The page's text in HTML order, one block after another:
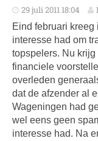
29 juli 2011 18:04
Eind februari
interesse had om
topspelers. Nu
financiele
overleden
dat de afzender al
Wageningen had
wel eens geen
interesse had. Na